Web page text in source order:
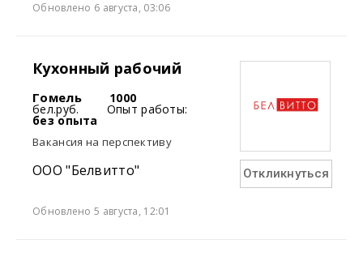
Обновлено 6 августа, 03:06
Кухонный рабочий
Гомель 1000
бел.руб. Опыт работы:
без опыта
Вакансия на перспективу
ООО "Белвитто"
Обновлено 5 августа, 12:01
Откликнуться